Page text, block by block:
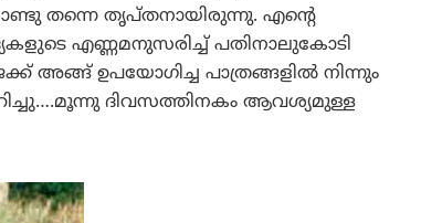
തന്നെ തൃപ്തനായിരുന്നു. എന്റെ
എണ്ണമനുസരിച്ച് പതിനാലുകോടി
ഉപയോഗിച്ച പാത്രങ്ങളില്‍ നിന്നും
ദിവസത്തിനകം ആവശ്യമുള്ള